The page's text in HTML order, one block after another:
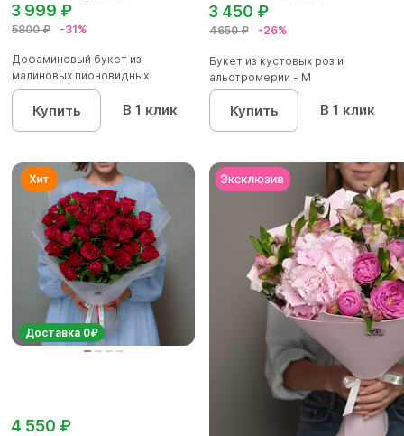
5800 ₽ -31%
3 999 ₽
Дофаминовый букет из
малиновых пионовидных
кустовых роз...
Купить В 1 клик
4650 ₽ -26%
3 450 ₽
Букет из кустовых роз и
альстромерии - М
Купить В 1 клик
Доставка 0₽
4 550 ₽